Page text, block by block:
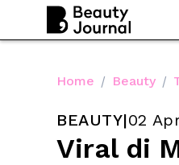
Home / Beauty /
BEAUTY|02
Viral di